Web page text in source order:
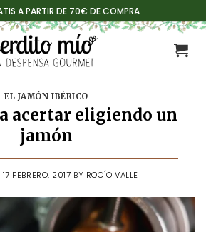
A PARTIR DE 70€ DE COMPRA
EL JAMÓN IBÉRICO
acertar eligiendo un
jamón
17 FEBRERO, 2017 BY ROCÍO VALLE